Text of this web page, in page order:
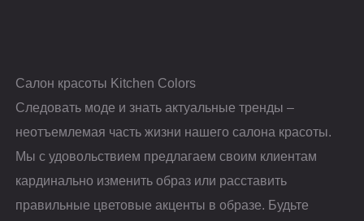
Салон красоты Kitchen Colors
Следовать моде и знать актуальные тренды –
неотъемлемая часть жизни нашего салона красоты.
Мы с удовольствием предлагаем своим клиентам
кардинально изменить образ или расставить
правильные цветовые акценты в образе. Будьте